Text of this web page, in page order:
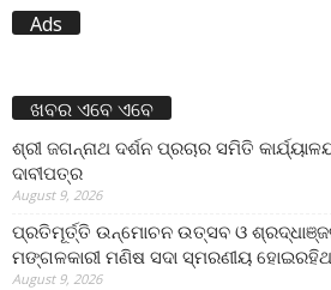
Ads
ଖବର ଏବେ ଏବେ
ଶ୍ରୀ ଜଗନ୍ନାଥ ଦର୍ଶନ ପ୍ରଚାର ସମିତି
ଦାବୀପତ୍ର
August 9, 2026
ପ୍ରତିମୂର୍ତ୍ତି ଉନ୍ମୋଚନ ଉତ୍ସବ ଓ
ମଙ୍ଗଳକାରୀ ମଣିଷ ସଦା ସ୍ମରଣୀୟ
August 9, 2026